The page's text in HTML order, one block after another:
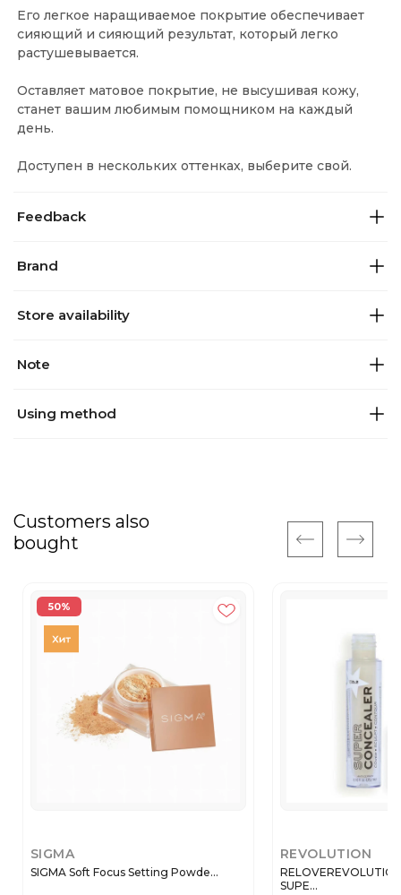
Его легкое наращиваемое покрытие обеспечивает
сияющий и сияющий результат, который легко
растушевывается.
Оставляет матовое покрытие, не высушивая кожу,
станет вашим любимым помощником на каждый
день.
Доступен в нескольких оттенках, выберите свой.
Feedback
Brand
Store availability
Note
Using method
Customers also
bought
50%
SIGMA
SIGMA Soft Focus Setting Powde...
REVOLUTION
SUPE...